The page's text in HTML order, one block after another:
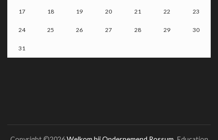
17 18 19 20 21 22 23
24 25 26 27 28 29 30
31